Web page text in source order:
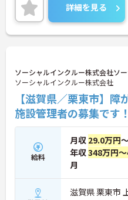
の勤務もご相談いただけます。
活躍されているなど、ライフ
軟な働き方が実現できる環境
で幅広い年代のスタッフが在
社員登用制度も用意されてい
ワークライフバランスを大切に
ャリアを築きたい方におすす
方は詳細等をお伝えしますので
わせください。
詳細を見る
ソーシャルインクルー株式会社ソ
ソーシャルインクルー株式会社
【滋賀県／栗東市】
施設管理者の募集です
給料
月収 29.0万円
年収348万円
月
滋賀県 栗東市